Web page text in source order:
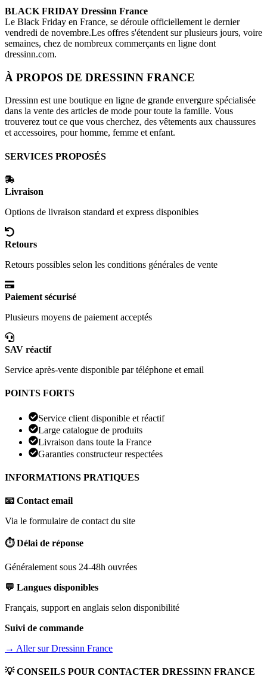
BLACK FRIDAYDressinn France
Le Black Friday en France, se déroule officiellement le dernier
vendredi de novembre.Les offres s'étendent sur plusieurs jours, voire
semaines, chez de nombreux commerçants en ligne dont
dressinn.com.
À PROPOS DE DRESSINN FRANCE
Dressinn est une boutique en ligne de grande envergure spécialisée
dans la vente des articles de mode pour toute la famille. Vous
trouverez tout ce que vous cherchez, des vêtements aux chaussures
et accessoires, pour homme, femme et enfant.
SERVICES PROPOSÉS
Livraison
Options de livraison standard et express disponibles
Retours
Retours possibles selon les conditions générales de vente
Paiement sécurisé
Plusieurs moyens de paiement acceptés
SAV réactif
Service après-vente disponible par téléphone et email
POINTS FORTS
Service client disponible et réactif
Large catalogue de produits
Livraison dans toute la France
Garanties constructeur respectées
INFORMATIONS PRATIQUES
📧 Contact email
Via le formulaire de contact du site
⏱️ Délai de réponse
Généralement sous 24-48h ouvrées
💬 Langues disponibles
Français, support en anglais selon disponibilité
Suivi de commande
→ Aller surDressinn France
💡 CONSEILS POUR CONTACTER DRESSINN FRANCE